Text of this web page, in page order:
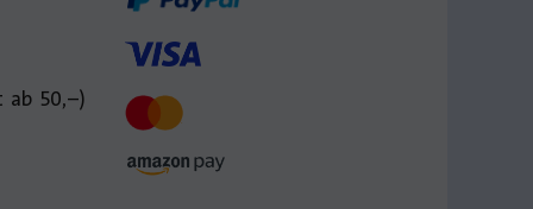
50,–)